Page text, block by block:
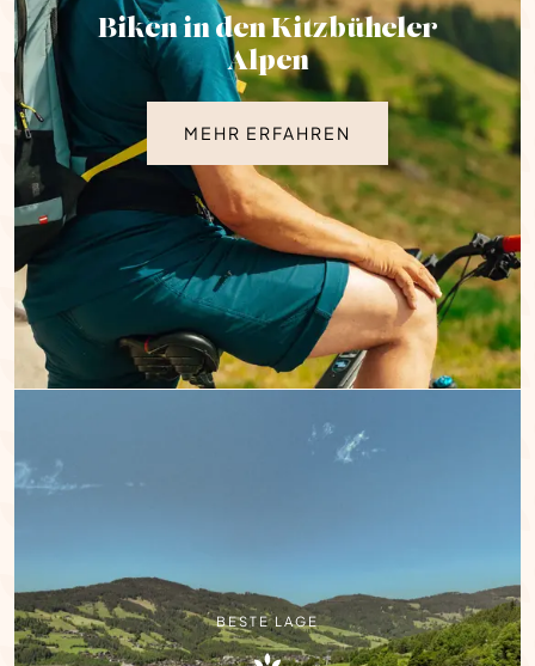
Biken in den Kitzbüheler
Alpen
MEHR ERFAHREN
BESTE LAGE